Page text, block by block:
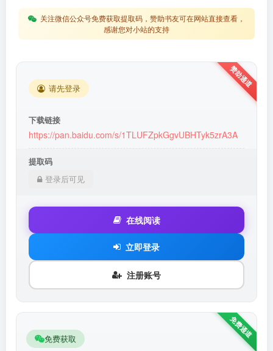
关注微信公众号免费获取提取码，赞助书友可在网站直接查看，
感谢您对小站的支持
请先登录
下载链接
https://pan.baidu.com/s/1TLUFZpkGgvUBHTyk5zrA3A
提取码
登录后可见
在线阅读
立即登录
注册账号
免费获取